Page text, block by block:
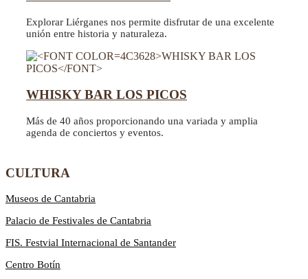
Explorar Liérganes nos permite disfrutar de una excelente
unión entre historia y naturaleza.
WHISKY BAR LOS PICOS
Más de 40 años proporcionando una variada y amplia
agenda de conciertos y eventos.
CULTURA
Museos de Cantabria
Palacio de Festivales de Cantabria
FIS. Festvial Internacional de Santander
Centro Botín